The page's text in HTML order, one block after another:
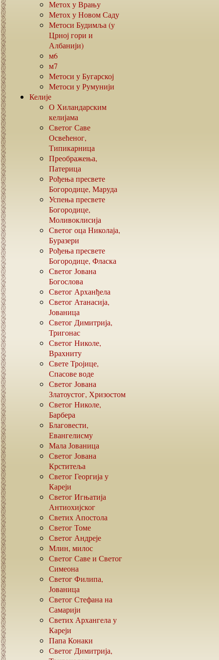
Метох у Врању
Метох у Новом Саду
Метоси Будимља (у
Црној гори и
Албанији)
м6
м7
Метоси у Бугарској
Метоси у Румунији
Келије
О Хиландарским
келијама
Светог Саве
Освећеног,
Типикарница
Преображења,
Патерица
Рођења пресвете
Богородице, Маруда
Успења пресвете
Богородице,
Моливоклисија
Светог оца Николаја,
Буразери
Рођења пресвете
Богородице, Фласка
Светог Јована
Богослова
Светог Арханђела
Светог Атанасија,
Јованица
Светог Димитрија,
Тригонас
Светог Николе,
Врахниту
Свете Тројице,
Спасове воде
Светог Јована
Златоустог, Хризостом
Светог Николе,
Барбера
Благовести,
Евангелисму
Мала Јованица
Светог Јована
Крститеља
Светог Георгија у
Кареји
Светог Игњатија
Антиохијског
Светих Апостола
Светог Томе
Светог Андреје
Млин, милос
Светог Саве и Светог
Симеона
Светог Филипа,
Јованица
Светог Стефана на
Самарији
Светих Архангела у
Кареји
Папа Конаки
Светог Димитрија,